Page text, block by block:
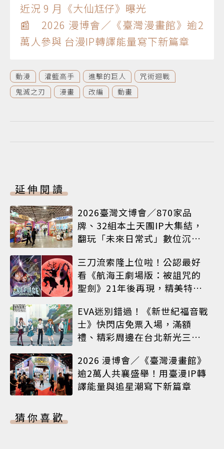
近況 9 月《大仙尪仔》曝光
📰 2026 漫博會／《臺灣漫畫館》逾2
萬人參與 台漫IP轉譯能量寫下新篇章
動漫 灌籃高手 進擊的巨人
咒術迴戰
鬼滅之刃
漫畫 改編 動畫
延伸閱讀
2026臺灣文博會／870家品
牌、32組本土天團IP大集結，
翻玩「未來日常式」數位沉浸
三刀流索隆上位啦！公認最好
看《航海王劇場版：被詛咒的
聖劍》21年後再現，精美特典
EVA迷別錯過！《新世紀福音戰
士》快閃店免票入場，滿額
禮、精彩周邊在台北新光三越
2026 漫博會／《臺灣漫畫館》
逾2萬人共襄盛舉！用臺漫IP轉
譯能量與追星潮寫下新篇章
猜你喜歡